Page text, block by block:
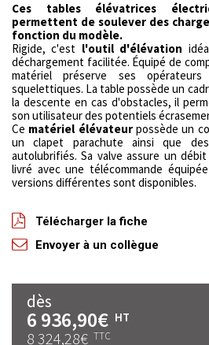
Ces tables élévatrices
permettent de soulever des
fonction du modèle.
Rigide, c'est l'outil d'élévation
déchargement facilitée. Équipé de
matériel préserve ses
squelettiques. La table possède un
la descente en cas d'obstacles, il
son utilisateur des potentiels
Ce matériel élévateur possède un
un clapet parachute ainsi que
autolubrifiés. Sa valve assure un
livré avec une télécommande
versions différentes sont disponibles.
Télécharger la fiche
Envoyer à un collègue
dès
6 936,90€ HT
8 324,28€ TTC